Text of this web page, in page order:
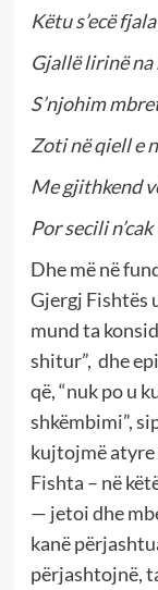
Këtu s’ecë
Gjallë lirinë na
S’njohim
Zoti në qiell e
Me gjithkend
Por secili
Dhe më në
Gjergj Fishtës
mund ta
shitur”, dhe
që, “nuk po u
shkëmbimi”,
kujtojmë atyre
Fishta – në
— jetoi dhe
kanë
përjashtojnë,